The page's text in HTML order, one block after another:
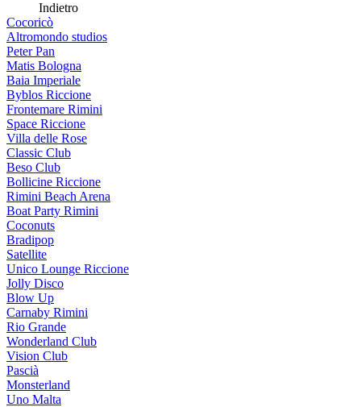
Indietro
Cocoricò
Altromondo studios
Peter Pan
Matis Bologna
Baia Imperiale
Byblos Riccione
Frontemare Rimini
Space Riccione
Villa delle Rose
Classic Club
Beso Club
Bollicine Riccione
Rimini Beach Arena
Boat Party Rimini
Coconuts
Bradipop
Satellite
Unico Lounge Riccione
Jolly Disco
Blow Up
Carnaby Rimini
Rio Grande
Wonderland Club
Vision Club
Pascià
Monsterland
Uno Malta